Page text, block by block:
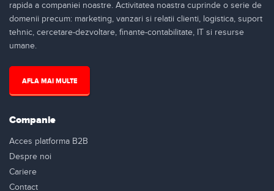
rapida a companiei noastre. Activitatea noastra cuprinde o serie de
domenii precum: marketing, vanzari si relatii clienti, logistica, suport
tehnic, cercetare-dezvoltare, finante-contabilitate, IT si resurse
umane.
AFLA MAI MULTE
Companie
Acces platforma B2B
Despre noi
Cariere
Contact